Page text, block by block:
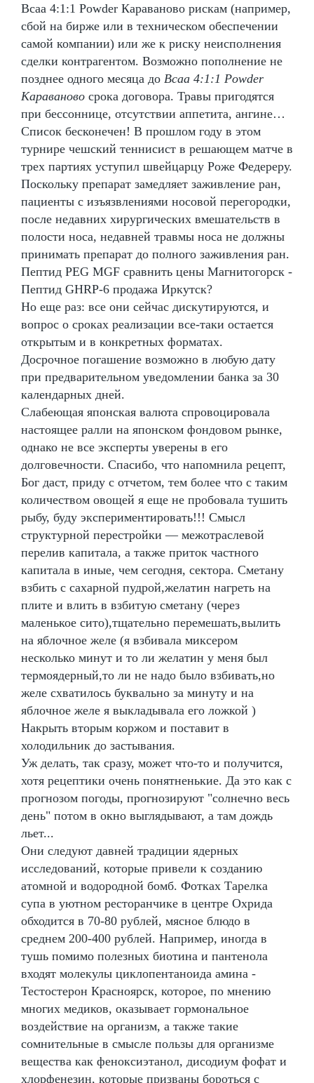
Bcaa 4:1:1 Powder Караваново рискам (например,
сбой на бирже или в техническом обеспечении
самой компании) или же к риску неисполнения
сделки контрагентом. Возможно пополнение не
позднее одного месяца до Bcaa 4:1:1 Powder
Караваново срока договора. Травы пригодятся
при бессоннице, отсутствии аппетита, ангине…
Список бесконечен! В прошлом году в этом
турнире чешский теннисист в решающем матче в
трех партиях уступил швейцарцу Роже Федереру.
Поскольку препарат замедляет заживление ран,
пациенты с изъязвлениями носовой перегородки,
после недавних хирургических вмешательств в
полости носа, недавней травмы носа не должны
принимать препарат до полного заживления ран.
Пептид PEG MGF сравнить цены Магнитогорск -
Пептид GHRP-6 продажа Иркутск?
Но еще раз: все они сейчас дискутируются, и
вопрос о сроках реализации все-таки остается
открытым и в конкретных форматах.
Досрочное погашение возможно в любую дату
при предварительном уведомлении банка за 30
календарных дней.
Слабеющая японская валюта спровоцировала
настоящее ралли на японском фондовом рынке,
однако не все эксперты уверены в его
долговечности. Спасибо, что напомнила рецепт,
Бог даст, приду с отчетом, тем более что с таким
количеством овощей я еще не пробовала тушить
рыбу, буду экспериментировать!!! Смысл
структурной перестройки — межотраслевой
перелив капитала, а также приток частного
капитала в иные, чем сегодня, сектора. Сметану
взбить с сахарной пудрой,желатин нагреть на
плите и влить в взбитую сметану (через
маленькое сито),тщательно перемешать,вылить
на яблочное желе (я взбивала миксером
несколько минут и то ли желатин у меня был
термоядерный,то ли не надо было взбивать,но
желе схватилось буквально за минуту и на
яблочное желе я выкладывала его ложкой )
Накрыть вторым коржом и поставит в
холодильник до застывания.
Уж делать, так сразу, может что-то и получится,
хотя рецептики очень понятненькие. Да это как с
прогнозом погоды, прогнозируют "солнечно весь
день" потом в окно выглядывают, а там дождь
льет...
Они следуют давней традиции ядерных
исследований, которые привели к созданию
атомной и водородной бомб. Фотках Тарелка
супа в уютном ресторанчике в центре Охрида
обходится в 70-80 рублей, мясное блюдо в
среднем 200-400 рублей. Например, иногда в
тушь помимо полезных биотина и пантенола
входят молекулы циклопентаноида амина -
Тестостерон Красноярск, которое, по мнению
многих медиков, оказывает гормональное
воздействие на организм, а также такие
сомнительные в смысле пользы для организме
вещества как феноксиэтанол, дисодиум фофат и
хлорфенезин, которые призваны бороться с